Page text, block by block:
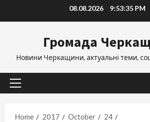
08.08.2026 9:53:36 PM
Громада
Новини Черкащини, актуальні теми,
Primary
Home
2017 October
24